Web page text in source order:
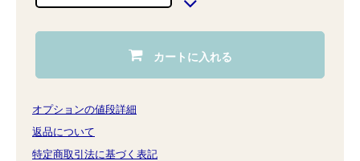
カートに入れる
オプションの値段詳細
返品について
特定商取引法に基づく表記